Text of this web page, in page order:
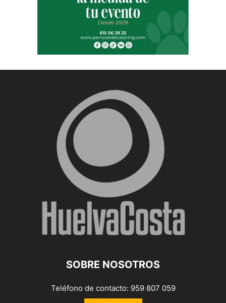
SOBRE NOSOTROS
Teléfono de contacto: 959 807 059